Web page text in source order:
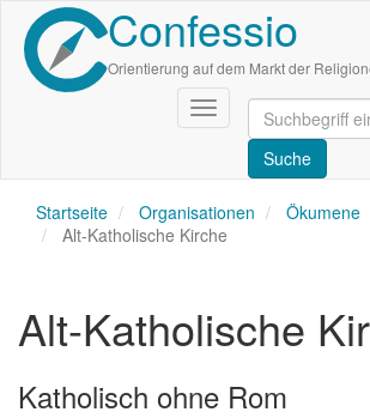
Direkt
zum
Inhalt
Confessio
Orientierung auf dem Markt der
Navigation
aktivieren/
Startseite Organisationen Ökumene
Alt-Katholische Kirche
Alt-Katholische
Katholisch ohne Rom